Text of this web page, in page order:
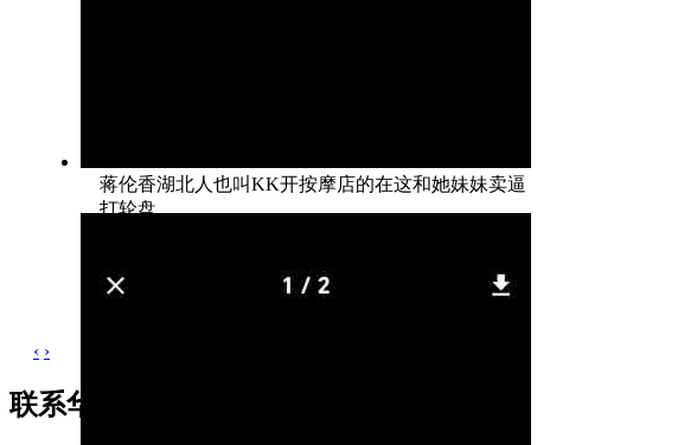
蒋伦香湖北人也叫KK开按摩店的在这和她妹妹卖逼
打轮盘
‹ ›
联系华人网